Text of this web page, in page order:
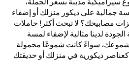
جمالية على ديكور منزلك أو إضفاء
مصابيحك؟ لا تبحث أكثر! حاملات
لدينا مثالية لإضفاء لمسة
سواءً كانت شموعًا محمولة
ديكورية في منزلك أو حديقتك